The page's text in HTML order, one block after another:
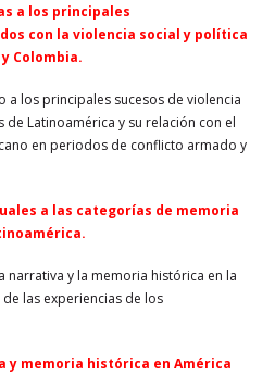
a los principales
con la violencia social y política
Colombia.
a los principales sucesos de violencia
de Latinoamérica y su relación con el
en periodos de conflicto armado y
a las categorías de memoria
narrativa y la memoria histórica en la
las experiencias de los
y memoria histórica en América